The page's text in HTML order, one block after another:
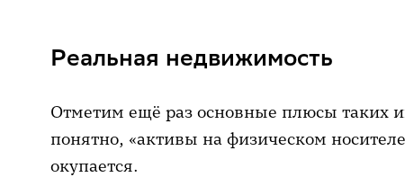
Реальная недвижимость
Отметим ещё раз основные плюсы таких
понятно, «активы на физическом
окупается.